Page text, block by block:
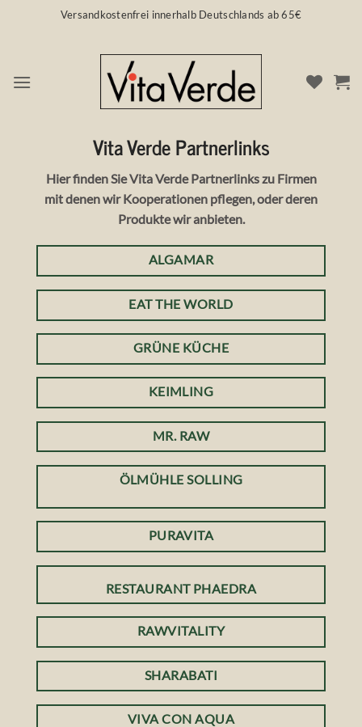
Versandkostenfrei innerhalb Deutschlands ab 65€
PARTNERLINKSVita Verde Partnerlinks
Hier finden Sie Vita Verde Partnerlinks zu Firmen
mit denen wir Kooperationen pflegen, oder deren
Produkte wir anbieten.
ALGAMAR
EAT THE WORLD
GRÜNE KÜCHE
KEIMLING
MR. RAW
ÖLMÜHLE SOLLING
PURAVITA
RESTAURANT PHAEDRA
RAWVITALITY
SHARABATI
VIVA CON AQUA